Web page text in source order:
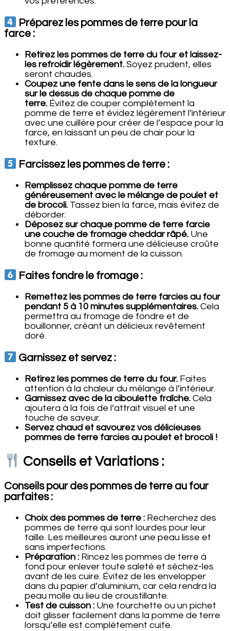
Préparez les pommes de terre pour la
farce :
Retirez les pommes de terre du four et laissez-
les refroidir légèrement. Soyez prudent, elles
seront chaudes.
Coupez une fente dans le sens de la longueur
sur le dessus de chaque pomme de
terre. Évitez de couper complètement la
pomme de terre et évidez légèrement l’intérieur
avec une cuillère pour créer de l’espace pour la
farce, en laissant un peu de chair pour la
texture.
Farcissez les pommes de terre :
Remplissez chaque pomme de terre
généreusement avec le mélange de poulet et
de brocoli. Tassez bien la farce, mais évitez de
déborder.
Déposez sur chaque pomme de terre farcie
une couche de fromage cheddar râpé. Une
bonne quantité formera une délicieuse croûte
de fromage au moment de la cuisson.
Faites fondre le fromage :
Remettez les pommes de terre farcies au four
pendant 5 à 10 minutes supplémentaires. Cela
permettra au fromage de fondre et de
bouillonner, créant un délicieux revêtement
doré.
Garnissez et servez :
Retirez les pommes de terre du four. Faites
attention à la chaleur du mélange à l’intérieur.
Garnissez avec de la ciboulette fraîche. Cela
ajoutera à la fois de l’attrait visuel et une
touche de saveur.
Servez chaud et savourez vos délicieuses
pommes de terre farcies au poulet et brocoli !
Conseils et Variations :
Conseils pour des pommes de terre au four
parfaites :
Choix des pommes de terre : Recherchez des
pommes de terre qui sont lourdes pour leur
taille. Les meilleures auront une peau lisse et
sans imperfections.
Préparation : Rincez les pommes de terre à
fond pour enlever toute saleté et séchez-les
avant de les cuire. Évitez de les envelopper
dans du papier d’aluminium, car cela rendra la
peau molle au lieu de croustillante.
Test de cuisson : Une fourchette ou un pichet
doit glisser facilement dans la pomme de terre
lorsqu’elle est complètement cuite.